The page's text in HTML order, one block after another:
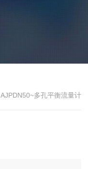
AJPDN50~多孔平衡流量计